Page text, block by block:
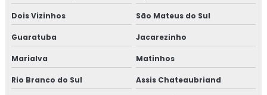
Dois Vizinhos São Mateus do Sul
Guaratuba Jacarezinho
Marialva Matinhos
Rio Branco do Sul Assis Chateaubriand